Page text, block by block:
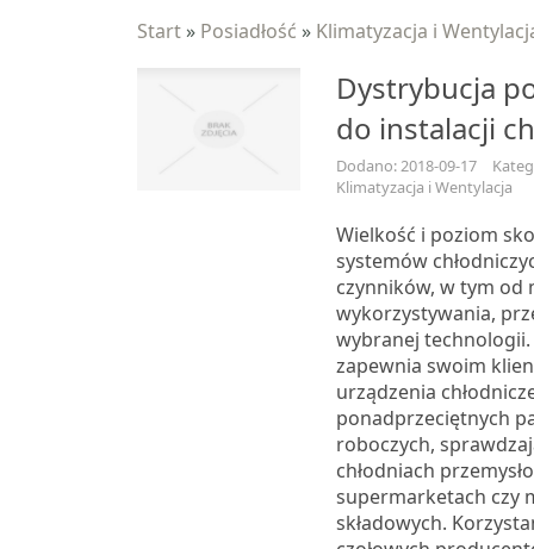
Start » Posiadłość » Klimatyzacja i
Dystrybucja
do instalacji
Dodano: 2018-09-17
Klimatyzacja i Wentylacja
Wielkość i poziom
systemów
czynników, w tym od
wykorzystywania,
wybranej
zapewnia swoim
urządzenia
ponadprzeciętnych
roboczych,
chłodniach
supermarketach czy
składowych.